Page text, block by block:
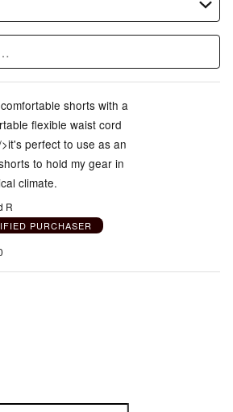
shorts with a
flexible waist cord
perfect to use as an
to hold my gear in
climate.
R
PURCHASER